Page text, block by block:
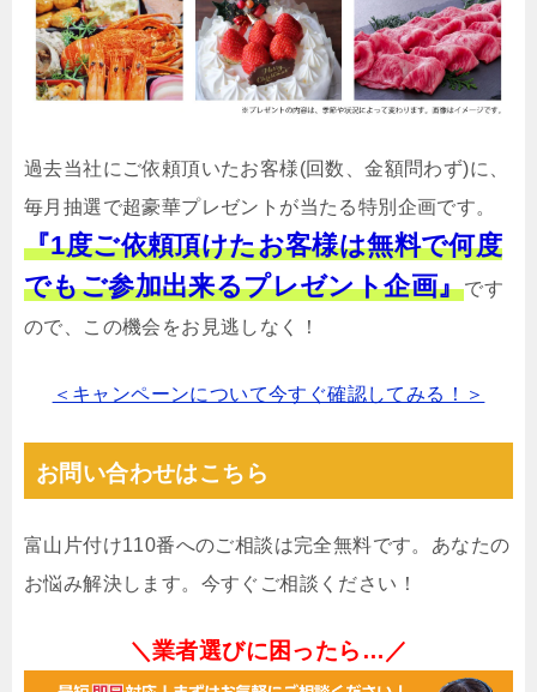
過去当社にご依頼頂いたお客様(回数、金額問わず)に、
毎月抽選で超豪華プレゼントが当たる特別企画です。
『1度ご依頼頂けたお客様は無料で何度
でもご参加出来るプレゼント企画』です
ので、この機会をお見逃しなく！
＜キャンペーンについて今すぐ確認してみる！＞
お問い合わせはこちら
富山片付け110番へのご相談は完全無料です。あなたの
お悩み解決します。今すぐご相談ください！
＼業者選びに困ったら…／